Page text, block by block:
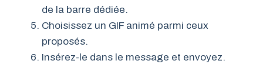
de la barre dédiée.
Choisissez un GIF animé parmi ceux
proposés.
Insérez-le dans le message et envoyez.